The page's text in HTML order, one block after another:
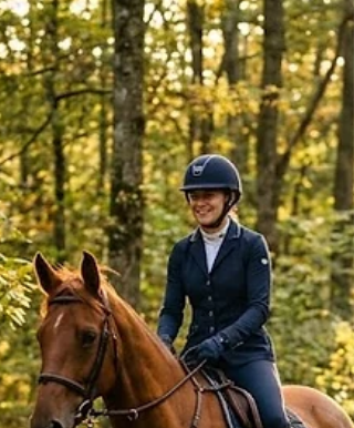
26 juin
À quel âge un enfant peut-il
commencer l'équitation ?
Votre enfant est fasciné par les poneys et vous
vous demandez à quel âge il peut commencer
l'équitation ? C'est l'une des questions les plus
fréquentes que nous posent les parents au
de la Lisière. La bonne nouvelle : il n'est jamais
trop tôt — à condition d'adapter l'apprentissage
chaque âge. Voici un guide complet pour vous
aider à choisir le bon moment, comprendre ce
que l'équitation apporte à votre enfant, et savoir
à quoi ressemblent les premiers cours. L'âge